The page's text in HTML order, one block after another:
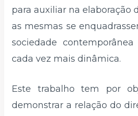
para auxiliar na elaboração
as mesmas se
sociedade
cada vez mais dinâmica.
Este trabalho tem por
demonstrar a relação do